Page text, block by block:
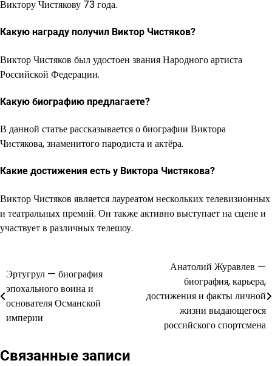
Виктору Чистякову 73 года.
Какую награду получил Виктор Чистяков?
Виктор Чистяков был удостоен звания Народного артиста
Российской Федерации.
Какую биографию предлагаете?
В данной статье рассказывается о биографии Виктора
Чистякова, знаменитого пародиста и актёра.
Какие достижения есть у Виктора Чистякова?
Виктор Чистяков является лауреатом нескольких телевизионных
и театральных премий. Он также активно выступает на сцене и
участвует в различных телешоу.
Навигация
по
записям
Эртугрул — биография
эпохального воина и
основателя Османской
империи
Анатолий Журавлев —
биография, карьера,
достижения и факты личной
жизни выдающегося
российского спортсмена
Связанные записи